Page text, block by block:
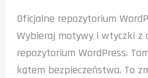
Oficjalne repozytorium
Wybieraj motywy i wtyczki z
repozytorium WordPress.
kątem bezpieczeństwa. To